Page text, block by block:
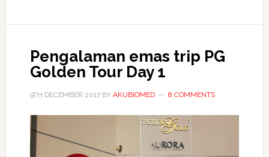
Day
Pengalaman emas trip PG
Golden Tour Day 1
9TH DECEMBER 2017BY AKUBIOMED 8 COMMENTS